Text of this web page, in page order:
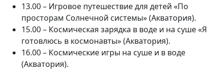
13.00 – Игровое путешествие для детей «По
просторам Солнечной системы» (Акватория).
15.00 – Космическая зарядка в воде и на суше «Я
готовлюсь в космонавты» (Акватория).
16.00 – Космические игры на суше и в воде
(Акватория).